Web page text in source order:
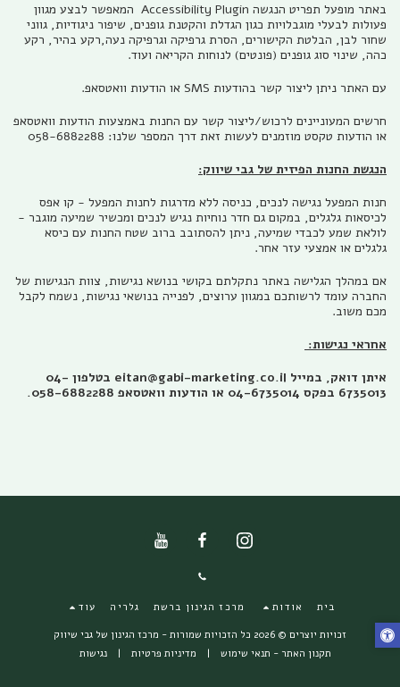
באתר מופעל תפריט הנגשה Accessibility Plugin המאפשר לבצע מגוון
פעולות לבעלי מוגבלויות כגון הגדלת והקטנת גופנים, שיפור ניגודיות, גווני
שחור לבן, הבלטת הקישורים, הסרת גרפיקה וגרפיקה נעה,רקע בהיר, רקע
כהה, שינוי סוג גופנים (פונטים) לנוחות הקריאה ועוד.
עם האתר ניתן ליצור קשר בהודעות SMS או הודעות וואטסאפ.
חרשים המעוניינים לרכוש/ליצור קשר עם החנות באמצעות הודעות וואטסאפ
או הודעות טקסט מוזמנים לעשות זאת דרך המספר שלנו: 058-6882288
הנגשת החנות הפיזית של גבי שיווק:
חנות המפעל נגישה לנכים, כניסה ללא מדרגות לחנות המפעל - קו אפס
לכיסאות גלגלים, במקום גם חדר נוחיות נגיש לנכים ומכשיר שמיעה מוגבר -
לולאת שמע לכבדי שמיעה, ניתן להסתובב ברוב שטח החנות עם כיסא
גלגלים או אמצעי עזר אחר.
אם במהלך הגלישה באתר נתקלתם בקושי בנושא נגישות, צוות הנגישות של
החברה עומד לרשותכם במגוון ערוצים, לפנייה בנושאי נגישות, נשמח לקבל
מכם משוב.
אחראי נגישות:
איתן דואק, במייל eitan@gabi-marketing.co.il בטלפון 04-
6735013 בפקס 04-6735014 או הודעות וואטסאפ 058-6882288.
בית אודות מרכז הגינון ברשת גלריה עוד
זכויות יוצרים © 2026 כל הזכויות שמורות -
מרכז הגינון של גבי שיווק
תקנון האתר - תנאי שימוש | מדיניות פרטיות | נגישות